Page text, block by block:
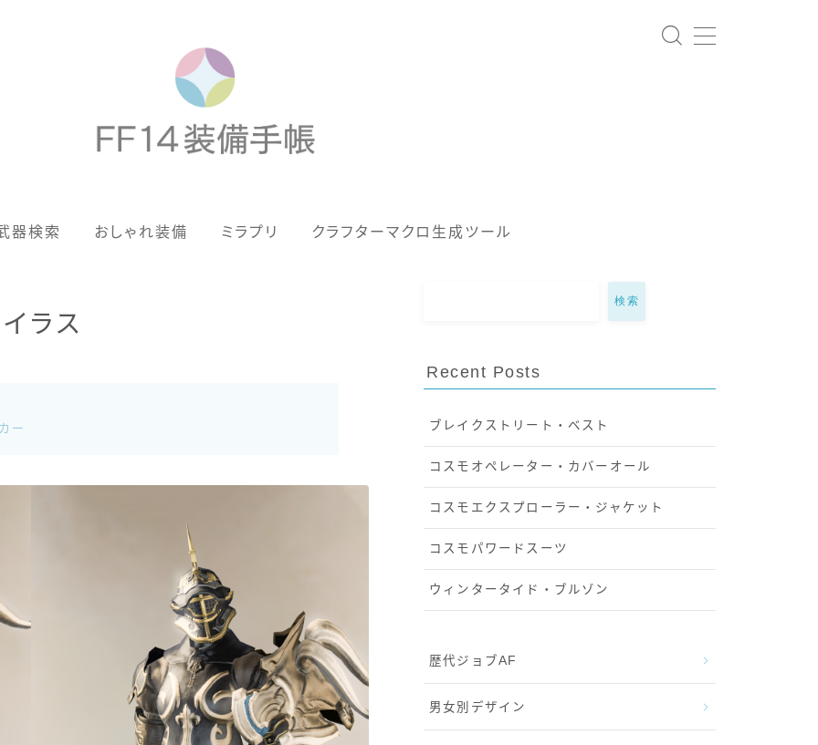
器検索 おしゃれ装備 ミラプリ クラフターマクロ生成ツール
男女別デザイン
フルフェイス
頭装備ギミックあり
ラス
ー
検索
Recent Posts
ブレイクストリート・ベスト
コスモオペレーター・カバーオール
コスモエクスプローラー・ジャケット
コスモパワードスーツ
ウィンタータイド・ブルゾン
歴代ジョブAF
男女別デザイン